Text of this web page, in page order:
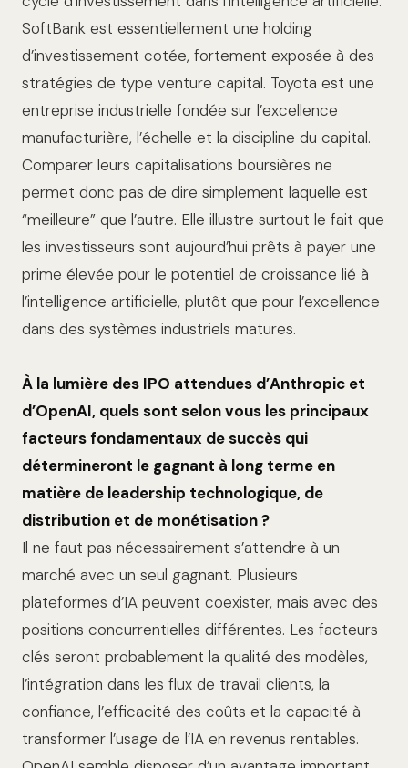
SoftBank est essentiellement une holding
d’investissement cotée, fortement exposée à des
stratégies de type venture capital. Toyota est une
entreprise industrielle fondée sur l’excellence
manufacturière, l’échelle et la discipline du capital.
Comparer leurs capitalisations boursières ne
permet donc pas de dire simplement laquelle est
“meilleure” que l’autre. Elle illustre surtout le fait que
les investisseurs sont aujourd’hui prêts à payer une
prime élevée pour le potentiel de croissance lié à
l’intelligence artificielle, plutôt que pour l’excellence
dans des systèmes industriels matures.
À la lumière des IPO attendues d’Anthropic et
d’OpenAI, quels sont selon vous les principaux
facteurs fondamentaux de succès qui
détermineront le gagnant à long terme en
matière de leadership technologique, de
distribution et de monétisation ?
Il ne faut pas nécessairement s’attendre à un
marché avec un seul gagnant. Plusieurs
plateformes d’IA peuvent coexister, mais avec des
positions concurrentielles différentes. Les facteurs
clés seront probablement la qualité des modèles,
l’intégration dans les flux de travail clients, la
confiance, l’efficacité des coûts et la capacité à
transformer l’usage de l’IA en revenus rentables.